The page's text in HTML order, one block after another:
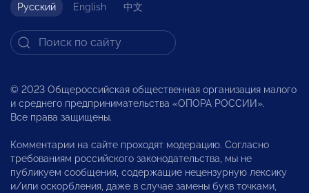
Русский English 中文
© 2023 Общероссийская общественная организация малого
и среднего предпринимательства «ОПОРА РОССИИ».
Все права защищены.
Комментарии на сайте проходят модерацию. Согласно
требованиям российского законодательства, мы не
публикуем сообщения, содержащие нецензурную лексику
и/или оскорбления, даже в случае замены букв точками,